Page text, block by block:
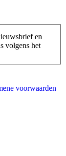
en
volgens het
voorwaarden